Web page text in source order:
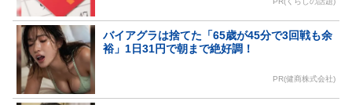
バイアグラは捨てた「65歳が45分で3回戦も余
裕」1日31円で朝まで絶好調！
PR(健商株式会社)